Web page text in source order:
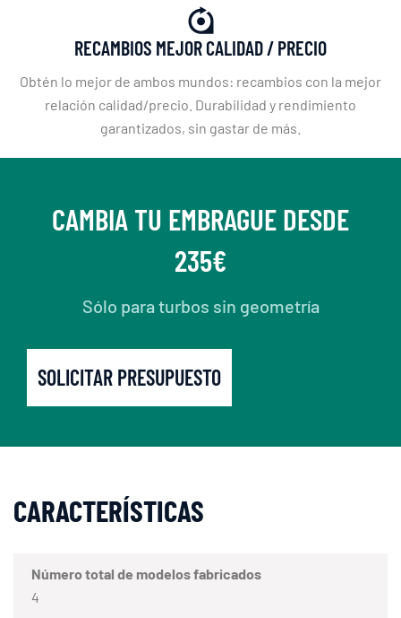
RECAMBIOS MEJOR CALIDAD / PRECIO
Obtén lo mejor de ambos mundos: recambios con la mejor
relación calidad/precio. Durabilidad y rendimiento
garantizados, sin gastar de más.
CAMBIA TU EMBRAGUE DESDE
235€
Sólo para turbos sin geometría
SOLICITAR PRESUPUESTO
CARACTERÍSTICAS
Número total de modelos fabricados
4